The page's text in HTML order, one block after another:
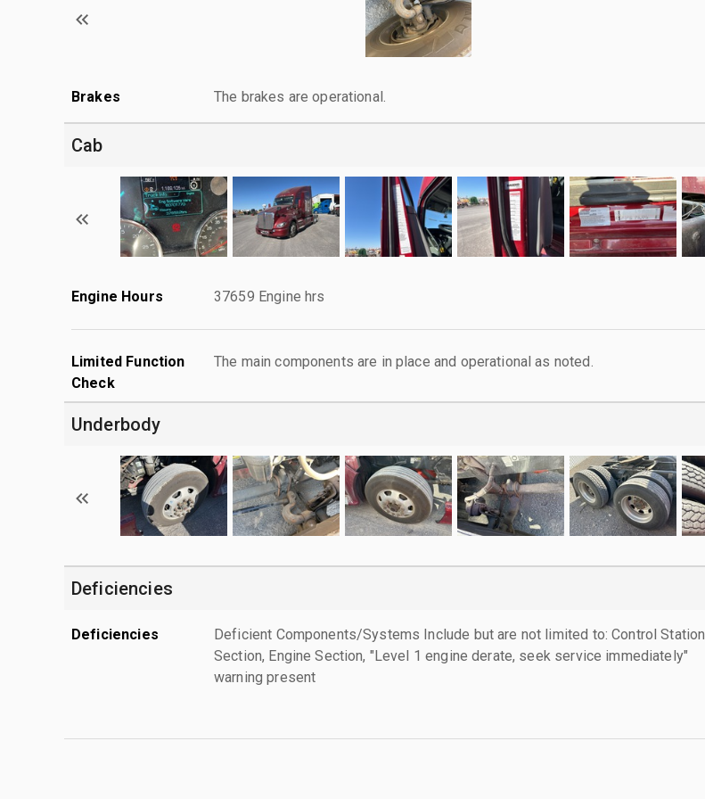
Brakes The brakes are operational.
Cab
Engine Hours 37659 Engine hrs
Limited Function
Check
The main components are in place and operational as noted.
Underbody
Deficiencies
Deficiencies
Deficient Components/Systems Include but are not limited to: Control Station
Section, Engine Section, "Level 1 engine derate, seek service immediately"
warning present